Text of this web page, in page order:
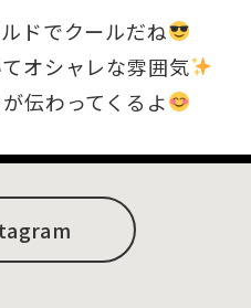
ドでクールだね
オシャレな雰囲気
伝わってくるよ